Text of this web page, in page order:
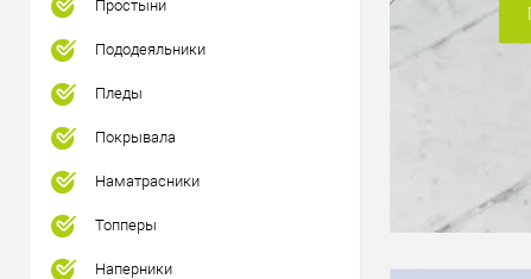
Заказы с сайта
Простыни
Пододеяльники
Пледы
Покрывала
Наматрасники
Топперы
Наперники